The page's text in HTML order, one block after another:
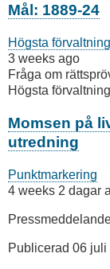
Mål: 1889-24
Högsta
3 weeks ago
Fråga om
Högsta
Momsen på
utredning
Punktmarkering
4 weeks 2 dagar
Publicerad 06 juli